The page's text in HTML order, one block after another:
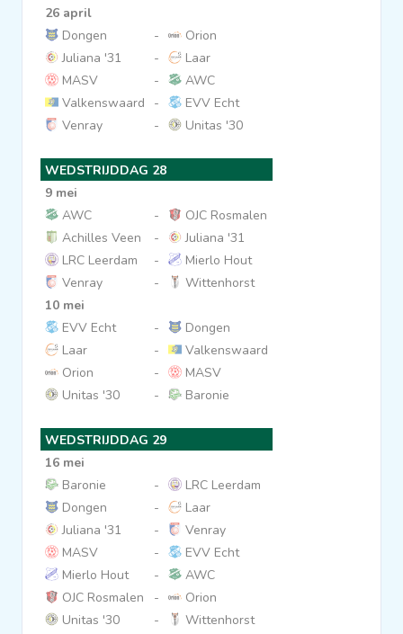
26 april
Dongen
-
Orion
Juliana '31
-
Laar
MASV
-
AWC
Valkenswaard
-
EVV Echt
Venray
- Unitas '30
WEDSTRIJDDAG 28
9 mei
AWC
-
OJC Rosmalen
Achilles Veen
-
Juliana '31
LRC Leerdam
-
Mierlo Hout
Venray
-
Wittenhorst
10 mei
EVV Echt
-
Dongen
Laar
-
Valkenswaard
Orion
-
MASV
Unitas '30
- Baronie
WEDSTRIJDDAG 29
16 mei
Baronie
-
LRC Leerdam
Dongen
-
Laar
Juliana '31
-
Venray
MASV
-
EVV Echt
Mierlo Hout
-
AWC
OJC Rosmalen
-
Orion
Unitas '30
- Wittenhorst